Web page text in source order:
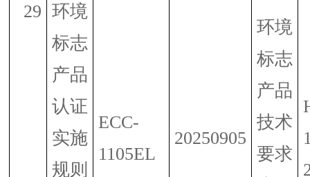
29 环境
标志
产品
认证
实施
规则
ECC-
1105EL
20250905
环境
标志
产品
技术
要求